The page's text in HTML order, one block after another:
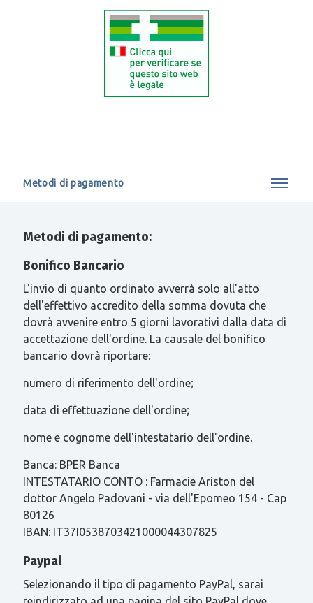
Metodi di pagamento
Metodi di pagamento:
Bonifico Bancario
L'invio di quanto ordinato avverrà solo all'atto
dell'effettivo accredito della somma dovuta che
dovrà avvenire entro 5 giorni lavorativi dalla data di
accettazione dell'ordine. La causale del bonifico
bancario dovrà riportare:
numero di riferimento dell'ordine;
data di effettuazione dell'ordine;
nome e cognome dell'intestatario dell'ordine.
Banca: BPER Banca
INTESTATARIO CONTO : Farmacie Ariston del
dottor Angelo Padovani - via dell'Epomeo 154 - Cap
80126
IBAN: IT37I0538703421000044307825
Paypal
Selezionando il tipo di pagamento PayPal, sarai